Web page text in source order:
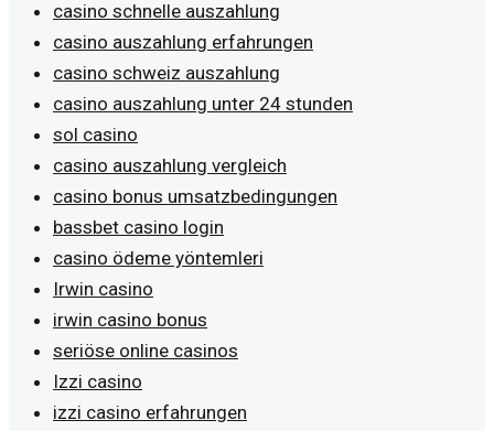
casino schnelle auszahlung
casino auszahlung erfahrungen
casino schweiz auszahlung
casino auszahlung unter 24 stunden
sol casino
casino auszahlung vergleich
casino bonus umsatzbedingungen
bassbet casino login
casino ödeme yöntemleri
Irwin casino
irwin casino bonus
seriöse online casinos
Izzi casino
izzi casino erfahrungen